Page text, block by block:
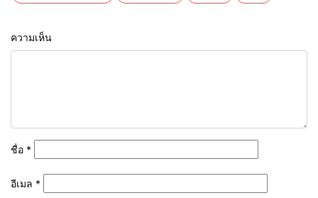
ความเห็น
ชื่อ *
อีเมล *